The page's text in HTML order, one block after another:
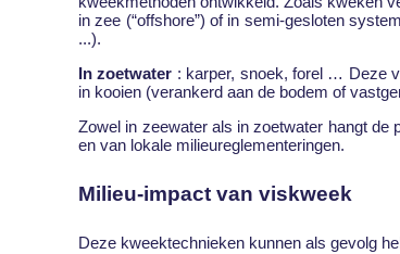
in zee (“offshore”) of in semi-gesloten
...).
In zoetwater : karper, snoek, forel … Deze
in kooien (verankerd aan de bodem of
Zowel in zeewater als in zoetwater hangt
en van lokale milieureglementeringen.
Milieu-impact van viskweek
Deze kweektechnieken kunnen als gevolg